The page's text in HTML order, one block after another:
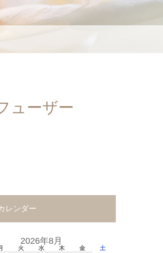
ューザー
レンダー
2026年8月
火 水 木 金
土